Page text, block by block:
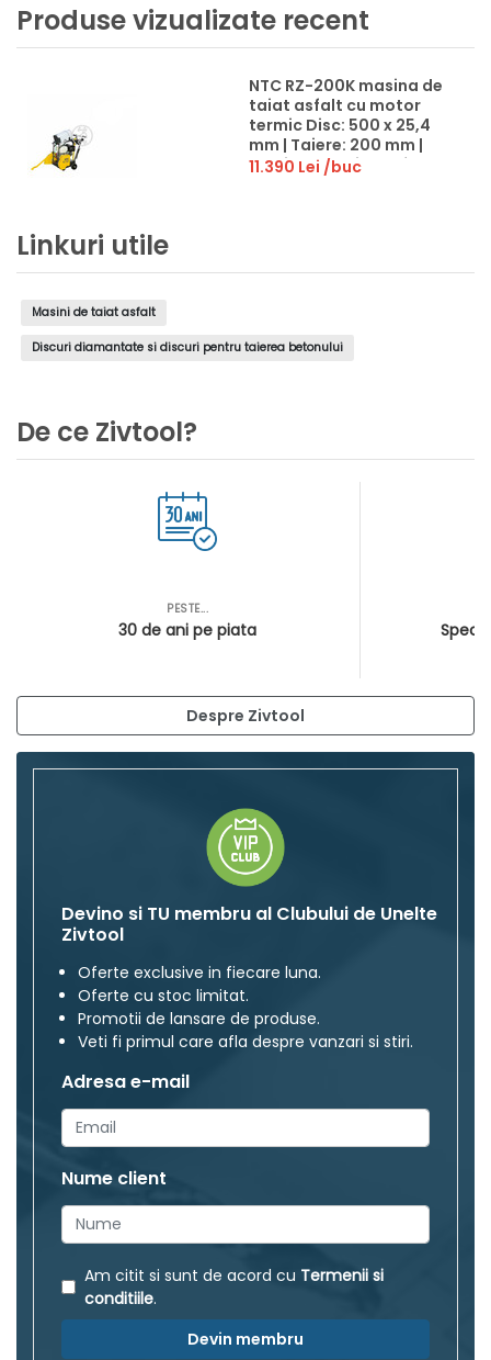
Produse vizualizate recent
NTC RZ-200K masina de
taiat asfalt cu motor
termic Disc: 500 x 25,4
mm | Taiere: 200 mm |
masina de taiat asfalt
11.390 Lei /buc
Linkuri utile
Masini de taiat asfalt
Discuri diamantate si discuri pentru taierea betonului
De ce Zivtool?
PESTE...
30 de ani pe piata
Despre Zivtool
Devino si TU membru al Clubului de Unelte
Zivtool
Oferte exclusive in fiecare luna.
Oferte cu stoc limitat.
Promotii de lansare de produse.
Veti fi primul care afla despre vanzari si stiri.
Adresa e-mail
Nume client
Am citit si sunt de acord cu Termenii si
conditiile.
Devin membru